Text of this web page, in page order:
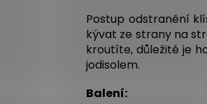
Postup odstranění
kývat ze strany na
kroutíte, důležité je
jodisolem.
Balení: